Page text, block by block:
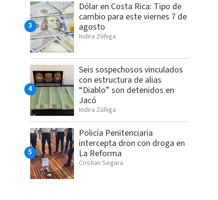
Dólar en Costa Rica: Tipo de
cambio para este viernes 7 de
agosto
Indira Zúñiga
Seis sospechosos vinculados
con estructura de alias
“Diablo” son detenidos en
Jacó
Indira Zúñiga
Policía Penitenciaria
intercepta dron con droga en
La Reforma
Cristian Segura